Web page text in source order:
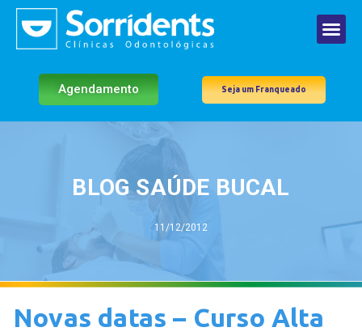
Agendamento Seja um Franqueado
BLOG SAÚDE BUCAL
11/12/2012
Novas datas – Curso Alta